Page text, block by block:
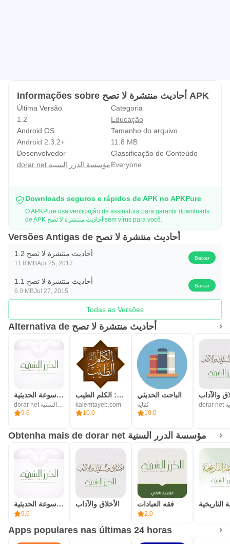
Informações sobre أحاديث منتشرة لا تصح APK
Última Versão
1.2
Categoria
Educação
Android OS
Android 2.3.2+
Tamanho do arquivo
11.8 MB
Desenvolvedor
dorar net مؤسسة الدرر السنية
Classificação do Conteúdo
Everyone
Downloads seguros e rápidos de APK no APKPure
O APKPure usa verificação de assinatura para garantir downloads
de APK أحاديث منتشرة لا تصح sem vírus para você.
Versões Antigas de أحاديث منتشرة لا تصح
أحاديث منتشرة لا تصح 1.2
11.8 MBApr 25, 2017
Baixar
أحاديث منتشرة لا تصح 1.1
6.0 MBJul 27, 2015
Baixar
Todas as Versões
Alternativa de أحاديث منتشرة لا تصح
الموسوعة الحديثية
dorar net مؤسسة الدرر السنية
9.6
حكم ومواعظ وأدعية: الكلم الطيب
kalemtayeb.com
10.0
الباحث الحديثي
نُقاية
10.0
والآداب
Obtenha mais de dorar net مؤسسة الدرر السنية
الموسوعة الحديثية
9.6
الأخلاق والآداب فقه العبادات
2.0
Apps populares nas últimas 24 horas